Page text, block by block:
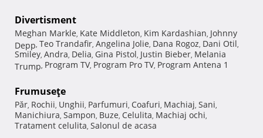
Divertisment
Meghan Markle, Kate Middleton, Kim Kardashian, Johnny
Depp, Teo Trandafir, Angelina Jolie, Dana Rogoz, Dani Otil,
Smiley, Andra, Delia, Gina Pistol, Justin Bieber, Melania
Trump, Program TV, Program Pro TV, Program Antena 1
Frumuseţe
Păr, Rochii, Unghii, Parfumuri, Coafuri, Machiaj, Sani,
Manichiura, Sampon, Buze, Celulita, Machiaj ochi,
Tratament celulita, Salonul de acasa